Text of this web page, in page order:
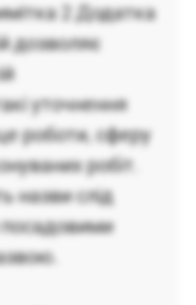
2 Додатка
дозволяє
уточнення
роботи, сферу
робіт.
назви слід